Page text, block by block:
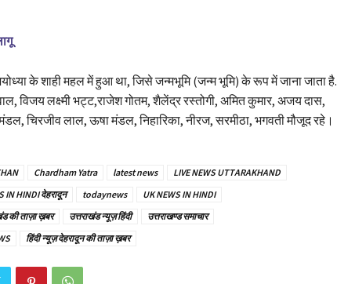
के शाही महल में हुआ था, जिसे जन्मभूमि (जन्म भूमि) के रूप में जाना जाता है.
विजय लक्ष्मी भट्ट,राजेश गोतम, शैलेंद्र रस्तोगी, अमित कुमार, अजय दास,
चिरजीव लाल, ऊषा मंडल, निहारिका, नीरज, सरमीठा, भगवती मौजूद रहे।
Chardham Yatra latest news
LIVE NEWS UTTARAKHAND
IN HINDI देहरादून todaynews
UK NEWS IN HINDI
की ताज़ा ख़बर उत्तराखंड न्यूज़ हिंदी
उत्तराखण्ड समाचार
हिंदी न्यूज़ देहरादून की ताज़ा ख़बर